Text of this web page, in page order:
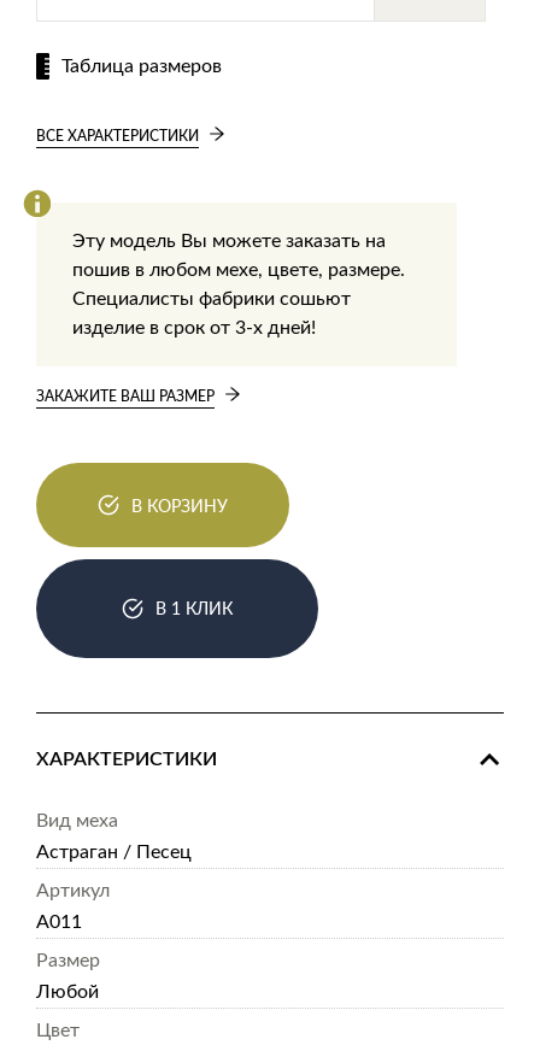
Таблица размеров
ВСЕ ХАРАКТЕРИСТИКИ
Эту модель Вы можете заказать на
пошив в любом мехе, цвете, размере.
Специалисты фабрики сошьют
изделие в срок от 3-х дней!
ЗАКАЖИТЕ ВАШ РАЗМЕР
В КОРЗИНУ
В 1 КЛИК
ХАРАКТЕРИСТИКИ
Вид меха
Астраган / Песец
Артикул
А011
Размер
Любой
Цвет